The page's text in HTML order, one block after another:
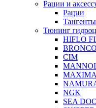
Рации и
Рации
Тюнинг
HIFLO
BRONCO
CIM
NGK
SEA